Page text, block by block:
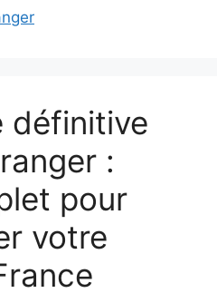
définitive
:
pour
votre